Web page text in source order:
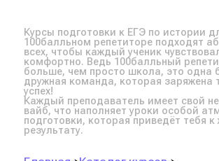
Курсы подготовки к ЕГЭ по истории
100балльном репетиторе подходят
всех, чтобы каждый ученик
комфортно. Ведь 100балльный
больше, чем просто школа, это одна
дружная команда, которая заряжена
успех!
Каждый преподаватель имеет свой
вайб, что наполняет уроки особой
подготовки, которая приведёт тебя
результату.